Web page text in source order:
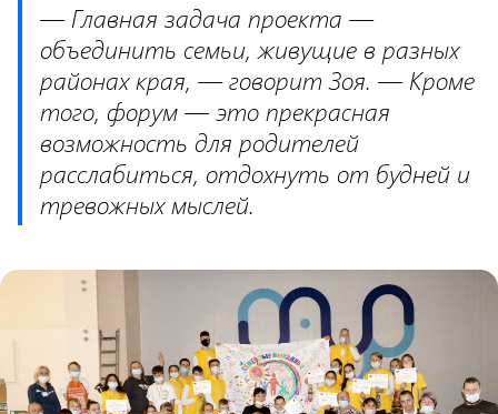
— Главная задача проекта —
объединить семьи, живущие в разных
районах края, — говорит Зоя. — Кроме
того, форум — это прекрасная
возможность для родителей
расслабиться, отдохнуть от будней и
тревожных мыслей.